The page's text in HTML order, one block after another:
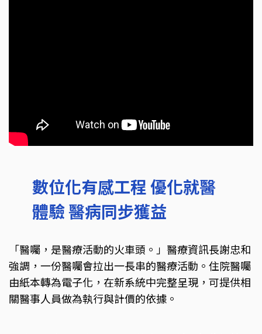
數位化有感工程 優化就醫
體驗 醫病同步獲益
「醫囑，是醫療活動的火車頭。」醫療資訊長謝忠和
強調，一份醫囑會拉出一長串的醫療活動。住院醫囑
由紙本轉為電子化，在新系統中完整呈現，可提供相
關醫事人員做為執行與計價的依據。